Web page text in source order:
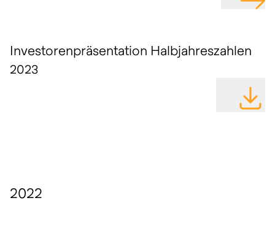
GEHE
Investorenpräsentation Halbjahreszahlen
2023
DATEI
2022